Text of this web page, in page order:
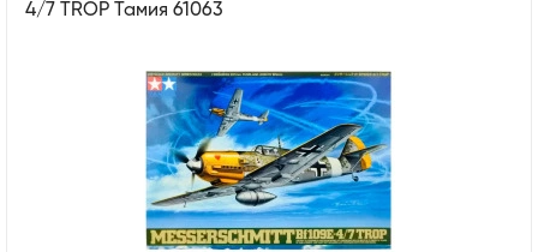
4/7 TROP Тамия 61063